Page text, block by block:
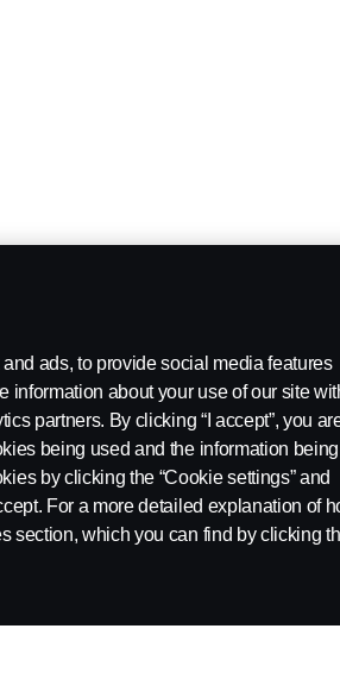
ads, to provide social media features
information about your use of our site
partners. By clicking “I accept”, you
being used and the information being
by clicking the “Cookie settings” and
For a more detailed explanation of
section, which you can find by clicking